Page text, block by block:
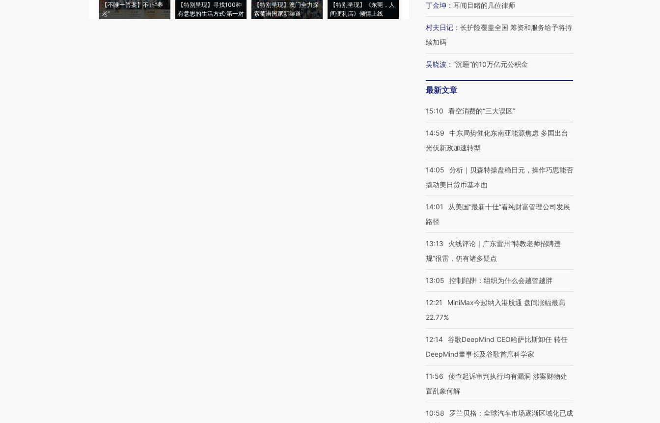
【不唯一答案】不止“养
老”
【特别呈现】寻找100种
有意思的生活方式·第一对
【特别呈现】澳门全力探
索葡语国家新渠道
【特别呈现】《东莞，人
间便利店》倾情上线
会，让数智科技“链”接产
【特别呈现】寻找100种
丁金坤 ： 耳闻目睹的几位律师
村夫日记 ： 长护险覆盖全国 筹资和服务给予将持
续加码
吴晓波 ： “沉睡”的10万亿元公积金
最新文章
15:10 看空消费的“三大误区”
14:59
中东局势催化东南亚能源焦虑 多国出台
光伏新政加速转型
14:05
分析｜贝森特操盘稳日元，操作巧思能否
撬动美日货币基本面
14:01
从美国“最新十佳”看纯财富管理公司发展
路径
13:13
火线评论｜广东雷州“特教老师招聘违
规”很雷，仍有诸多疑点
13:05 控制陷阱：组织为什么会越管越胖
12:21
MiniMax今起纳入港股通 盘间涨幅最高
22.77%
12:14 谷歌DeepMind CEO哈萨比斯卸任 转任
DeepMind董事长及谷歌首席科学家
11:56
侦查起诉审判执行均有漏洞 涉案财物处
置乱象何解
10:58
罗兰贝格：全球汽车市场逐渐区域化已成